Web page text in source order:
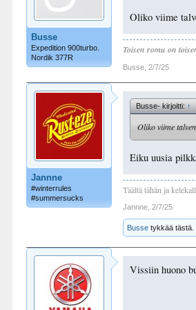
Busse
Expedition 900turbo.
Nordik 377R
Oliko viime
Toisen romu on
Busse 2/7/25
Jannne
#winterrules
#summersucks
Busse- kirjoitti:↑
Oliko viime
Eiku uusia
Täältä tähän ja
Jannne 2/7/25
Busse tykkää tästä.
Vissiin huono